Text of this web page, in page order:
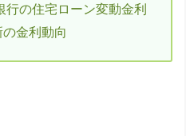
行の住宅ローン変動金利
金利動向